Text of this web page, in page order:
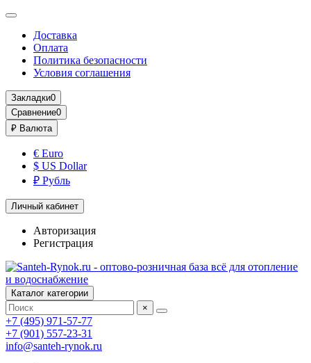
Доставка
Оплата
Политика безопасности
Условия соглашения
Закладки0
Сравнение0
₽ Валюта
€ Euro
$ US Dollar
₽ Рубль
Личный кабинет
Авторизация
Регистрация
Каталог категории
×
+7 (495) 971-57-77
+7 (901) 557-23-31
info@santeh-rynok.ru